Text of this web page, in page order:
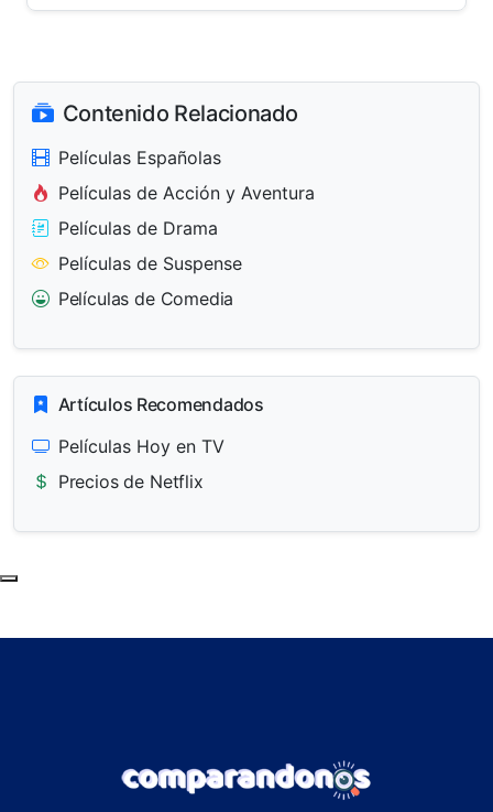
Contenido Relacionado
Películas Españolas
Películas de Acción y Aventura
Películas de Drama
Películas de Suspense
Películas de Comedia
Artículos Recomendados
Películas Hoy en TV
Precios de Netflix